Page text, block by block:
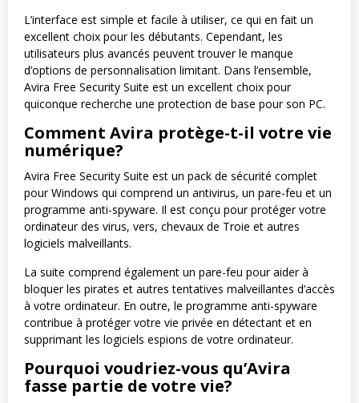
L’interface est simple et facile à utiliser, ce qui en fait un
excellent choix pour les débutants. Cependant, les
utilisateurs plus avancés peuvent trouver le manque
d’options de personnalisation limitant. Dans l’ensemble,
Avira Free Security Suite est un excellent choix pour
quiconque recherche une protection de base pour son PC.
Comment Avira protège-t-il votre vie
numérique?
Avira Free Security Suite est un pack de sécurité complet
pour Windows qui comprend un antivirus, un pare-feu et un
programme anti-spyware. Il est conçu pour protéger votre
ordinateur des virus, vers, chevaux de Troie et autres
logiciels malveillants.
La suite comprend également un pare-feu pour aider à
bloquer les pirates et autres tentatives malveillantes d’accès
à votre ordinateur. En outre, le programme anti-spyware
contribue à protéger votre vie privée en détectant et en
supprimant les logiciels espions de votre ordinateur.
Pourquoi voudriez-vous qu’Avira
fasse partie de votre vie?